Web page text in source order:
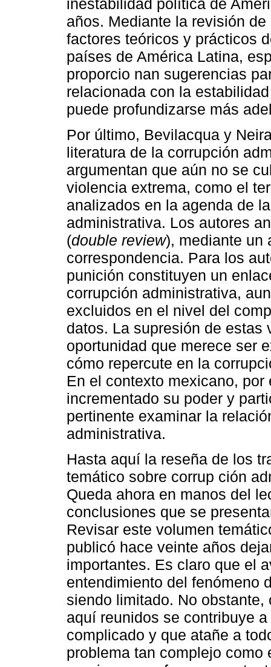
inestabilidad política de
años. Mediante la revisión
factores teóricos y prácticos
países de América Latina,
proporcio nan sugerencias
relacionada con la
puede profundizarse más
Por último, Bevilacqua y
literatura de la corrupción
argumentan que aún no se
violencia extrema, como el
analizados en la agenda de
administrativa. Los autores
(double review), mediante un
correspondencia. Para los
punición constituyen un
corrupción administrativa,
excluidos en el nivel del
datos. La supresión de estas
oportunidad que merece ser
cómo repercute en la
En el contexto mexicano,
incrementado su poder y
pertinente examinar la
administrativa.
Hasta aquí la reseña de los
temático sobre corrup ción
Queda ahora en manos del
conclusiones que se
Revisar este volumen
publicó hace veinte años
importantes. Es claro que el
entendimiento del fenómeno
siendo limitado. No
aquí reunidos se contribuye
complicado y que atañe a
problema tan complejo